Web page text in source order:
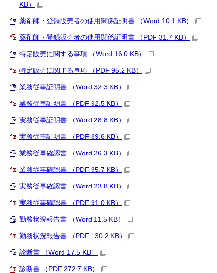
KB）
薬剤師・登録販売者の使用関係証明書 （Word 10.1 KB）
薬剤師・登録販売者の使用関係証明書 （PDF 31.7 KB）
特定販売に関する事項 （Word 16.0 KB）
特定販売に関する事項 （PDF 95.2 KB）
業務従事証明書 （Word 32.3 KB）
業務従事証明書 （PDF 92.5 KB）
実務従事証明書 （Word 28.8 KB）
実務従事証明書 （PDF 89.6 KB）
業務従事確認書 （Word 26.3 KB）
業務従事確認書 （PDF 95.7 KB）
実務従事確認書 （Word 23.8 KB）
実務従事確認書 （PDF 91.0 KB）
勤務状況報告書 （Word 11.5 KB）
勤務状況報告書 （PDF 130.2 KB）
診断書 （Word 17.5 KB）
診断書 （PDF 272.7 KB）